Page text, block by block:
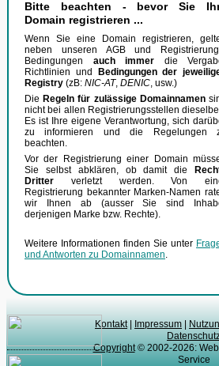
Bitte beachten - bevor Sie
Domain registrieren ...
Wenn Sie eine Domain registrieren,
neben unseren AGB und
Bedingungen auch immer die
Richtlinien und
Bedingungen der
Registry (zB: NIC-AT, DENIC, usw.)
Die Regeln für zulässige Domainnamen
nicht bei allen Registrierungsstellen
Es ist Ihre eigene Verantwortung, sich
zu informieren und die Regelungen
beachten.
Vor der Registrierung einer Domain
Sie selbst abklären, ob damit die
Dritter verletzt werden. Von
Registrierung bekannter Marken-Namen
wir Ihnen ab (ausser Sie sind
derjenigen Marke bzw. Rechte).
Weitere Informationen finden Sie unter
und Antworten zu Domainnamen.
Kontakt| Impressum
Copyright© 2002-2026:
Service